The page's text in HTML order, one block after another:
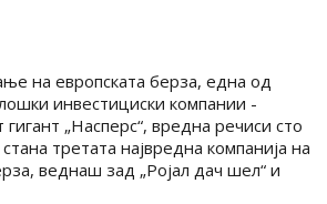
на европската берза, една од
инвестициски компании -
„Насперс“, вредна речиси сто
третата највредна компанија на
веднаш зад „Ројал дач шел“ и